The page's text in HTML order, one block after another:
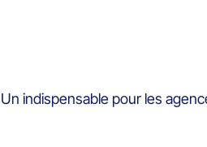
indispensable pour les